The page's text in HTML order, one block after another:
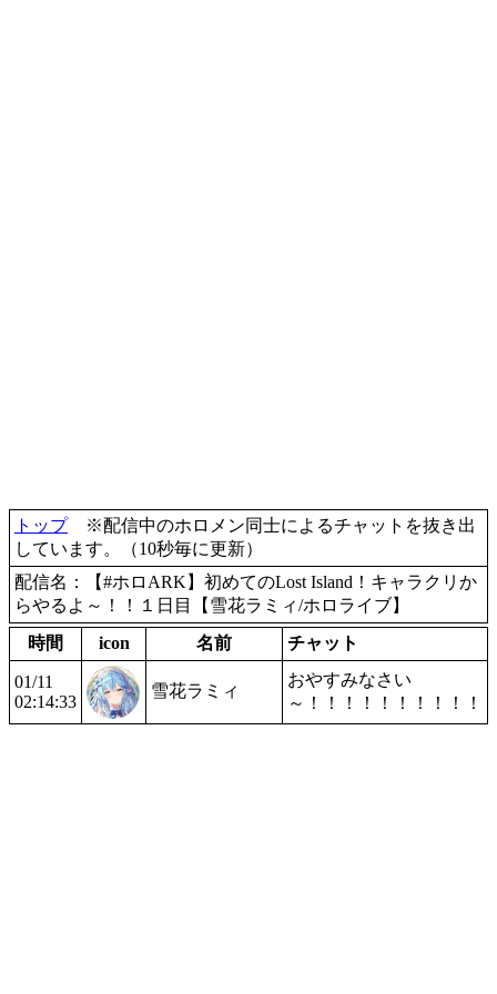
トップ※配信中のホロメン同士によるチャットを抜き出
しています。（10秒毎に更新）
配信名：【#ホロARK】初めてのLost Island！キャラクリか
らやるよ～！！１日目【雪花ラミィ/ホロライブ】
時間
icon 名前 チャット
01/11
02:14:33
雪花ラミィ
おやすみなさい
～！！！！！！！！！！